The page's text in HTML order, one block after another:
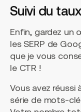
Suivi du
Enfin, gardez un
les SERP de
que je vous
le CTR !
Vous avez réussi
série de mots-